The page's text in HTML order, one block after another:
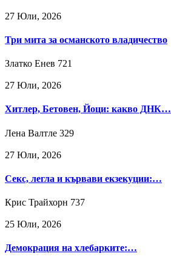
27 Юли, 2026
Три мита за османското владичество
Златко Енев 721
27 Юли, 2026
Хитлер, Бетовен, Йоци: какво ДНК…
Лена Валтле 329
27 Юли, 2026
Секс, легла и кървави екзекуции:…
Крис Трайхорн 737
25 Юли, 2026
Демокрация на хлебарките:…